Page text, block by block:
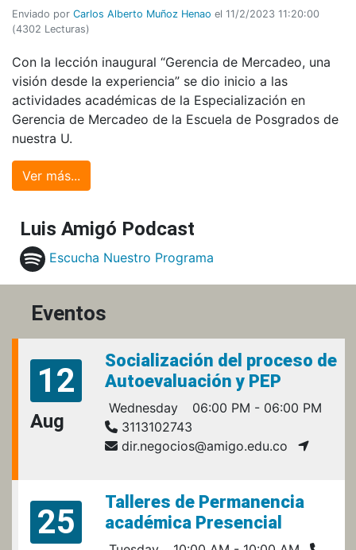
Enviado por Carlos Alberto Muñoz Henao el 11/2/2023 11:20:00
(4302 Lecturas)
Con la lección inaugural “Gerencia de Mercadeo, una
visión desde la experiencia” se dio inicio a las
actividades académicas de la Especialización en
Gerencia de Mercadeo de la Escuela de Posgrados de
nuestra U.
Ver más...
Luis Amigó Podcast
Escucha Nuestro Programa
Eventos
12
Aug
Socialización del proceso de
Autoevaluación y PEP
Wednesday
06:00 PM - 06:00 PM
3113102743
dir.negocios@amigo.edu.co
25
Talleres de Permanencia
académica Presencial